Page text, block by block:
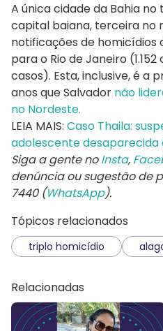
A única cidade da Bahia no
capital baiana, terceira no
notificações de homicídios
para o Rio de Janeiro
casos). Esta, inclusive, é a
anos que Salvador não
no Nordeste.
LEIA MAIS: Caso Thaila:
adolescente desaparecida
Siga a gente noInsta,
denúncia ou sugestão de
7440 (WhatsApp).
Tópicos relacionados
triplo homicídio
Relacionadas